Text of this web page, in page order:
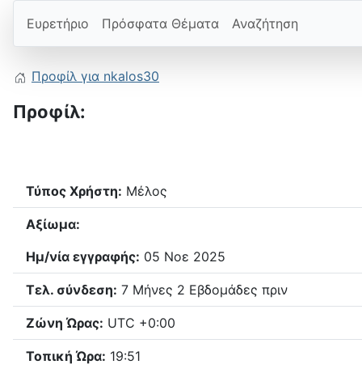
Ευρετήριο Πρόσφατα Θέματα Αναζήτηση
Προφίλ για nkalos30
Προφίλ:
Τύπος Χρήστη: Μέλος
Αξίωμα:
Ημ/νία εγγραφής: 05 Νοε 2025
Τελ. σύνδεση: 7 Μήνες 2 Εβδομάδες πριν
Ζώνη Ώρας: UTC +0:00
Τοπική Ώρα: 19:51